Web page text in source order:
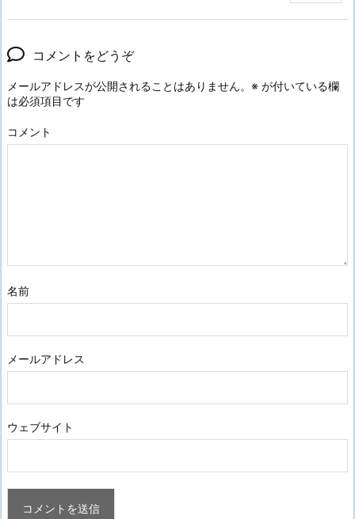
コメントをどうぞ
メールアドレスが公開されることはありません。 ※ が付いている欄
は必須項目です
コメント
名前
メールアドレス
ウェブサイト